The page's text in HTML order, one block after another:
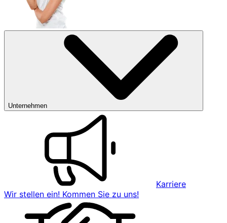
Unternehmen
Karriere
Wir stellen ein! Kommen Sie zu uns!